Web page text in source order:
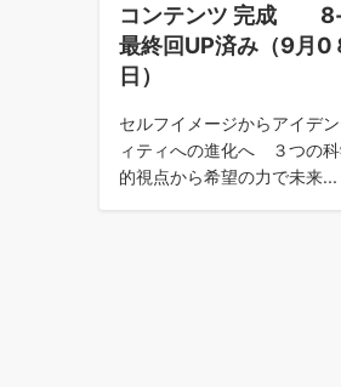
コンテンツ 完成
最終回UP済み（9月0
日）
セルフイメージからアイデ
ィティへの進化へ ３つの
的視点から希望の力で未来...